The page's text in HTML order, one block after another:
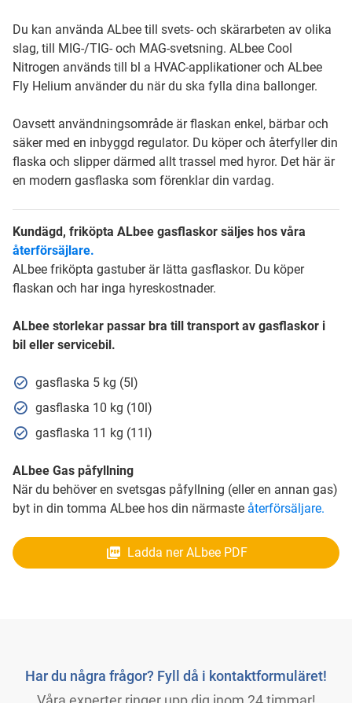
Du kan använda ALbee till svets- och skärarbeten av olika
slag, till MIG-/TIG- och MAG-svetsning. ALbee Cool
Nitrogen används till bl a HVAC-applikationer och ALbee
Fly Helium använder du när du ska fylla dina ballonger.
Oavsett användningsområde är flaskan enkel, bärbar och
säker med en inbyggd regulator. Du köper och återfyller din
flaska och slipper därmed allt trassel med hyror. Det här är
en modern gasflaska som förenklar din vardag.
Kundägd, friköpta ALbee gasflaskor säljes hos våra
återförsäjlare.
ALbee friköpta gastuber är lätta gasflaskor. Du köper
flaskan och har inga hyreskostnader.
ALbee storlekar passar bra till transport av gasflaskor i
bil eller servicebil.
gasflaska 5 kg (5l)
gasflaska 10 kg (10l)
gasflaska 11 kg (11l)
ALbee Gas påfyllning
När du behöver en svetsgas påfyllning (eller en annan gas)
byt in din tomma ALbee hos din närmaste återförsäljare.
Ladda ner ALbee PDF
Har du några frågor? Fyll då i kontaktformuläret!